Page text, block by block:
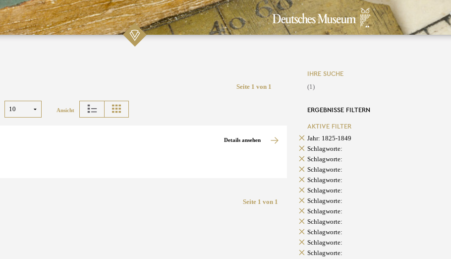
Seite 1 von 1
Ansicht
Details ansehen
Seite 1 von 1
IHRE SUCHE
(1)
ERGEBNISSE FILTERN
AKTIVE FILTER
Jahr: 1825-1849
Schlagworte:
Schlagworte:
Schlagworte:
Schlagworte:
Schlagworte:
Schlagworte:
Schlagworte:
Schlagworte:
Schlagworte:
Schlagworte:
Schlagworte: